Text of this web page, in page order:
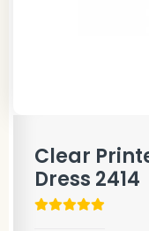
Clear
Dress 2414